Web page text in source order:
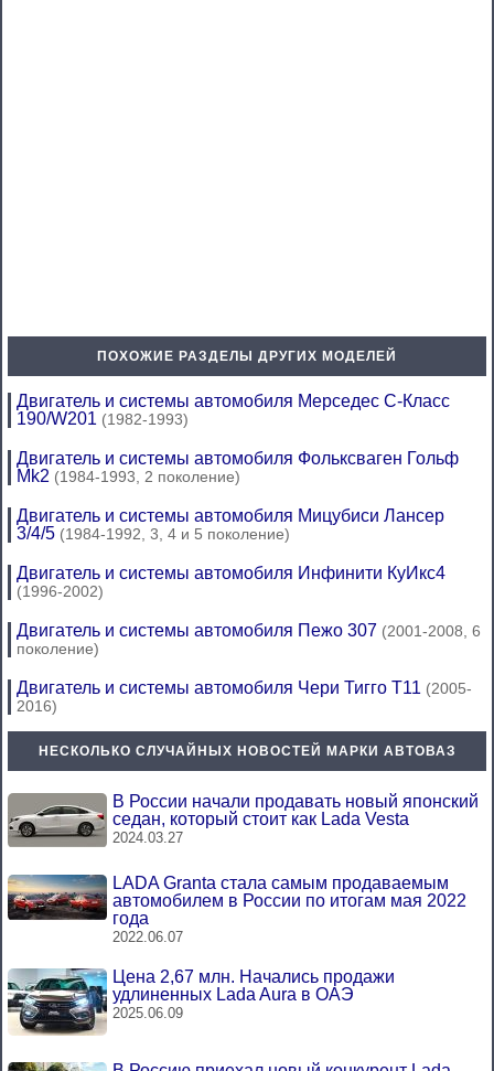
ПОХОЖИЕ РАЗДЕЛЫ ДРУГИХ МОДЕЛЕЙ
Двигатель и системы автомобиля Мерседес C-Класс
190/W201 (1982-1993)
Двигатель и системы автомобиля Фольксваген Гольф
Mk2 (1984-1993, 2 поколение)
Двигатель и системы автомобиля Мицубиси Лансер
3/4/5 (1984-1992, 3, 4 и 5 поколение)
Двигатель и системы автомобиля Инфинити КуИкс4
(1996-2002)
Двигатель и системы автомобиля Пежо 307 (2001-2008, 6
поколение)
Двигатель и системы автомобиля Чери Тигго Т11 (2005-
2016)
НЕСКОЛЬКО СЛУЧАЙНЫХ НОВОСТЕЙ МАРКИ АВТОВАЗ
В России начали продавать новый японский
седан, который стоит как Lada Vesta
2024.03.27
LADA Granta стала самым продаваемым
автомобилем в России по итогам мая 2022
года
2022.06.07
Цена 2,67 млн. Начались продажи
удлиненных Lada Aura в ОАЭ
2025.06.09